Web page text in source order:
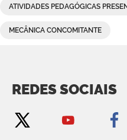
ATIVIDADES PEDAGÓGICAS
MECÂNICA CONCOMITANTE
REDES SOCIAIS